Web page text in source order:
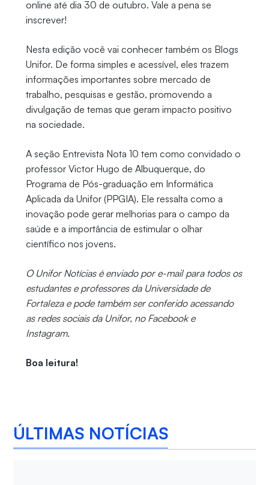
online até dia 30 de outubro. Vale a pena se
inscrever!
Nesta edição você vai conhecer também os Blogs
Unifor. De forma simples e acessível, eles trazem
informações importantes sobre mercado de
trabalho, pesquisas e gestão, promovendo a
divulgação de temas que geram impacto positivo
na sociedade.
A seção Entrevista Nota 10 tem como convidado o
professor Victor Hugo de Albuquerque, do
Programa de Pós-graduação em Informática
Aplicada da Unifor (PPGIA). Ele ressalta como a
inovação pode gerar melhorias para o campo da
saúde e a importância de estimular o olhar
científico nos jovens.
O Unifor Notícias é enviado por e-mail para todos os
estudantes e professores da Universidade de
Fortaleza e pode também ser conferido acessando
as redes sociais da Unifor, no Facebook e
Instagram.
Boa leitura!
ÚLTIMAS NOTÍCIAS